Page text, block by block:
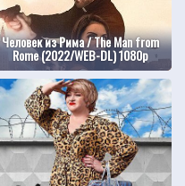
Человек из Рима / The Man from
Rome (2022/WEB-DL) 1080p